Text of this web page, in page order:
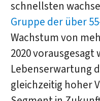
schnellsten
Gruppe der über
Wachstum von
2020 vorausgesagt
Lebenserwartung
gleichzeitig hoher